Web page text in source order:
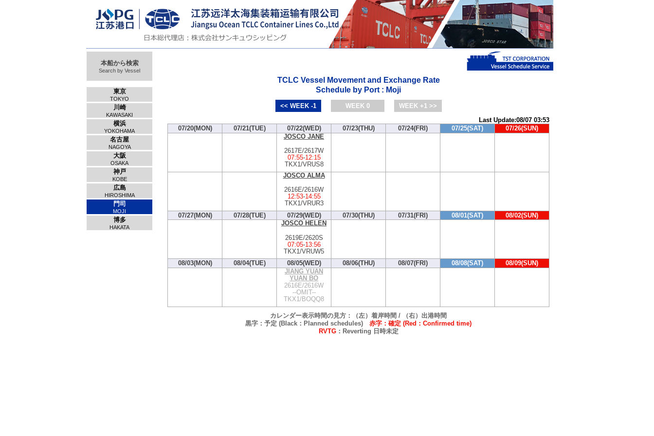
本船から検索
Search by Vessel
東京
TOKYO
川崎
KAWASAKI
横浜
YOKOHAMA
名古屋
NAGOYA
大阪
OSAKA
神戸
KOBE
広島
HIROSHIMA
門司
MOJI
博多
HAKATA
TCLC Vessel Movement and Exchange Rate
Schedule by Port : Moji
<< WEEK -1 WEEK 0
WEEK +1 >>
Last Update:08/07 03:53
07/20(MON)
07/21(TUE) 07/22(WED) 07/23(THU) 07/24(FRI) 07/25(SAT)
07/26(SUN)
JOSCO JANE
2617E/2617W
07:55-12:15
TKX1/VRUS8
JOSCO ALMA
2616E/2616W
12:53-14:55
TKX1/VRUR3
07/27(MON)
07/28(TUE) 07/29(WED) 07/30(THU) 07/31(FRI) 08/01(SAT)
08/02(SUN)
JOSCO HELEN
2619E/2620S
07:05-13:56
TKX1/VRUW5
08/03(MON)
08/04(TUE) 08/05(WED) 08/06(THU) 08/07(FRI) 08/08(SAT)
08/09(SUN)
JIANG YUAN
YUAN BO
2616E/2616W
--OMIT--
TKX1/BOQQ8
カレンダー表示時間の見方：（左）着岸時間 / （右）出港時間
黒字：予定 (Black：Planned schedules) 赤字：確定 (Red：Confirmed time)
RVTG：Reverting 日時未定